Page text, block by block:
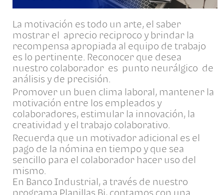
La motivación es todo un arte, el saber
mostrar el aprecio reciproco y brindar la
recompensa apropiada al equipo de trabajo
es lo pertinente. Reconocer que desea
nuestro colaborador es punto neurálgico de
análisis y de precisión.
Promover un buen clima laboral, mantener la
motivación entre los empleados y
colaboradores, estimular la innovación, la
creatividad y el trabajo colaborativo.
Recuerda que un motivador adicional es el
pago de la nómina en tiempo y que sea
sencillo para el colaborador hacer uso del
mismo.
En Banco Industrial, a través de nuestro
programa Planillas Bi, contamos con una